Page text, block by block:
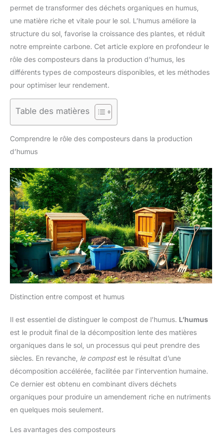
permet de transformer des déchets organiques en humus,
une matière riche et vitale pour le sol. L’humus améliore la
structure du sol, favorise la croissance des plantes, et réduit
notre empreinte carbone. Cet article explore en profondeur le
rôle des composteurs dans la production d’humus, les
différents types de composteurs disponibles, et les méthodes
pour optimiser leur rendement.
Table des matières
Comprendre le rôle des composteurs dans la production
d’humus
Distinction entre compost et humus
Il est essentiel de distinguer le compost de l’humus. L’humus
est le produit final de la décomposition lente des matières
organiques dans le sol, un processus qui peut prendre des
siècles. En revanche, le compostest le résultat d’une
décomposition accélérée, facilitée par l’intervention humaine.
Ce dernier est obtenu en combinant divers déchets
organiques pour produire un amendement riche en nutriments
en quelques mois seulement.
Les avantages des composteurs